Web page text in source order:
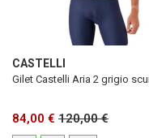
CASTELLI
Gilet Castelli Aria 2 grigio
84,00 € 120,00 €